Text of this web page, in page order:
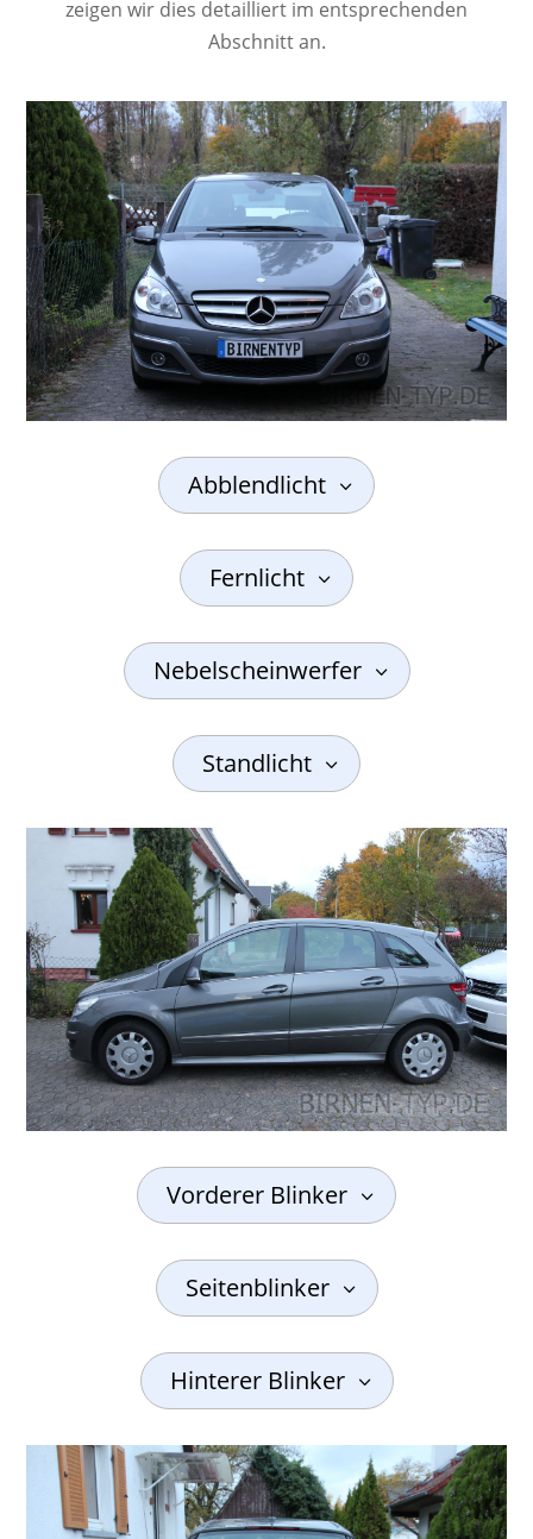
zeigen wir dies detailliert im entsprechenden
Abschnitt an.
Abblendlicht
Fernlicht
Nebelscheinwerfer
Standlicht
Vorderer Blinker
Seitenblinker
Hinterer Blinker